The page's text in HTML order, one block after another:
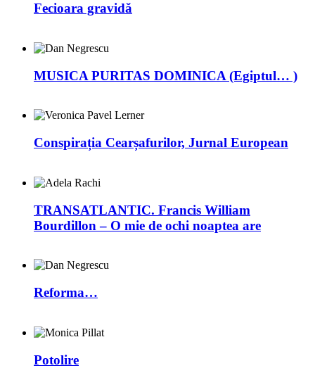
Fecioara gravidă
MUSICA PURITAS DOMINICA (Egiptul… )
Conspirația Cearșafurilor, Jurnal European
TRANSATLANTIC. Francis William
Bourdillon – O mie de ochi noaptea are
Reforma…
Potolire